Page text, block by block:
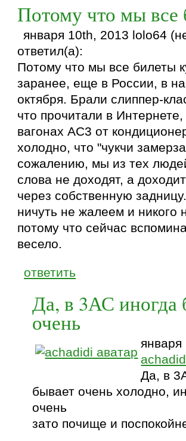
Потому что мы все
января 10th, 2013 lolo64
ответил(а):
Потому что мы все билеты
заранее, еще в России, в
октября. Брали слиппер-
что прочитали в Интернете,
вагонах АС3 от
холодно, что "чукчи
сожалению, мы из тех
слова не доходят, а
через собственную
ничуть не жалеем и никого
потому что сейчас
весело.
ответить
Да, в 3АС иногда
очень
Да, в
бывает очень холодно,
очень
зато почище и